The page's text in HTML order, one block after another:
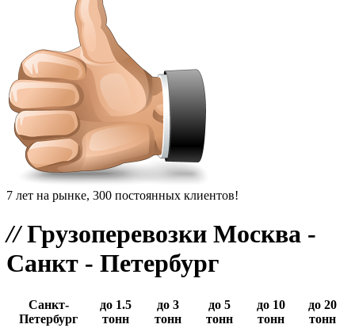
7 лет на рынке, 300 постоянных клиентов!
//Грузоперевозки Москва -
Санкт - Петербург
Санкт-
Петербург
до 1.5
тонн
до 3
тонн
до 5
тонн
до 10
тонн
до 20
тонн